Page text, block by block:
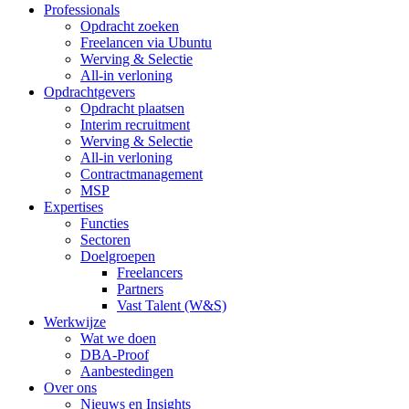
Professionals
Opdracht zoeken
Freelancen via Ubuntu
Werving & Selectie
All-in verloning
Opdrachtgevers
Opdracht plaatsen
Interim recruitment
Werving & Selectie
All-in verloning
Contractmanagement
MSP
Expertises
Functies
Sectoren
Doelgroepen
Freelancers
Partners
Vast Talent (W&S)
Werkwijze
Wat we doen
DBA-Proof
Aanbestedingen
Over ons
Nieuws en Insights